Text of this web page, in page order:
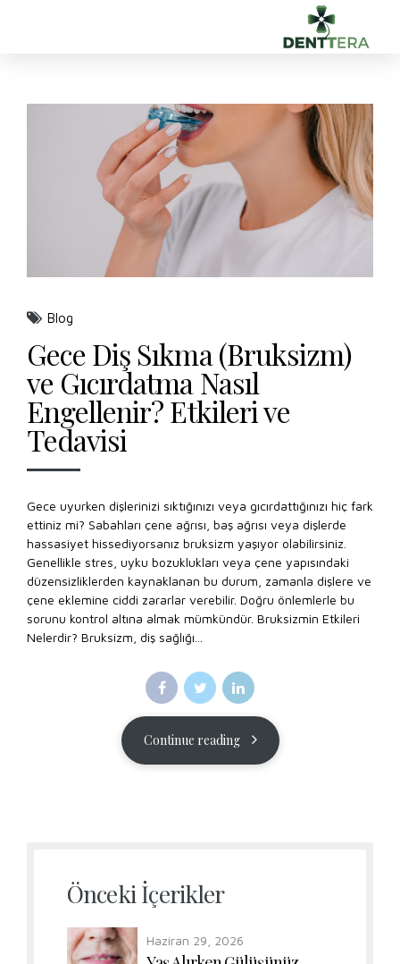
Blog
Gece Diş Sıkma (Bruksizm)
ve Gıcırdatma Nasıl
Engellenir? Etkileri ve
Tedavisi
Gece uyurken dişlerinizi sıktığınızı veya gıcırdattığınızı hiç fark
ettiniz mi? Sabahları çene ağrısı, baş ağrısı veya dişlerde
hassasiyet hissediyorsanız bruksizm yaşıyor olabilirsiniz.
Genellikle stres, uyku bozuklukları veya çene yapısındaki
düzensizliklerden kaynaklanan bu durum, zamanla dişlere ve
çene eklemine ciddi zararlar verebilir. Doğru önlemlerle bu
sorunu kontrol altına almak mümkündür. Bruksizmin Etkileri
Nelerdir? Bruksizm, diş sağlığı...
Continue reading
Önceki İçerikler
Haziran 29, 2026